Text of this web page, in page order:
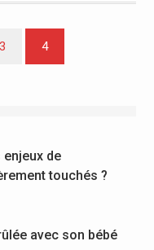
3 4
enjeux de
touchés ?
avec son bébé